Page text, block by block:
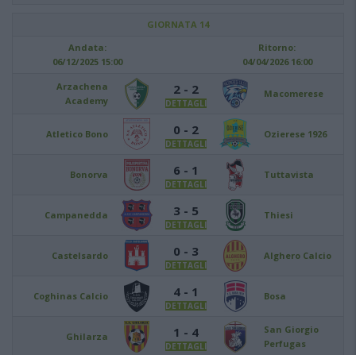
GIORNATA 14
Andata:
06/12/2025 15:00
Ritorno:
04/04/2026 16:00
Arzachena
Academy
2 - 2
DETTAGLI
Macomerese
Atletico Bono 0 - 2
DETTAGLI
Ozierese 1926
Bonorva 6 - 1
DETTAGLI
Tuttavista
Campanedda 3 - 5
DETTAGLI
Thiesi
Castelsardo 0 - 3
DETTAGLI
Alghero Calcio
Coghinas Calcio 4 - 1
DETTAGLI
Bosa
Ghilarza 1 - 4
DETTAGLI
San Giorgio
Perfugas